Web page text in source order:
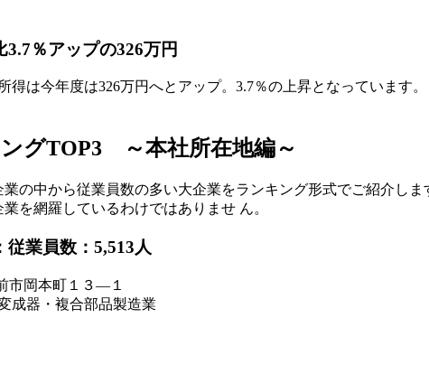
％アップの326万円
得は今年度は326万円へとアップ。3.7％の上昇となっていま
グTOP3 ～本社所在地編～
の中から従業員数の多い大企業をランキング形式でご紹介し
を網羅しているわけではありませ ん。
業員数：5,513人
市岡本町１３―１
成器・複合部品製造業